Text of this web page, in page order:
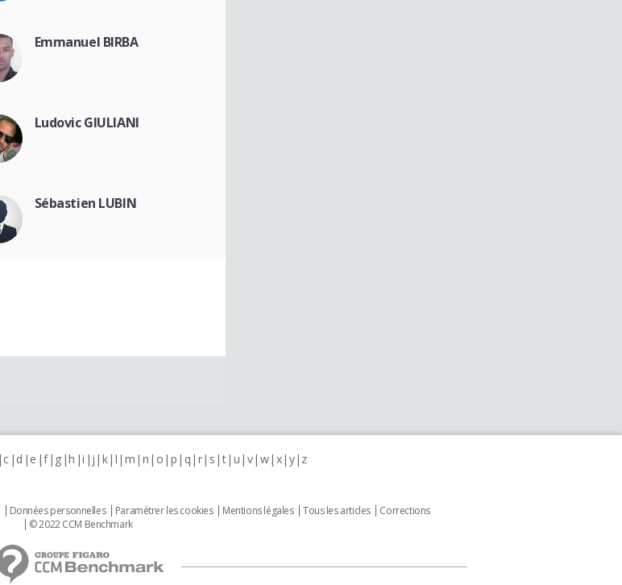
Emmanuel BIRBA
Ludovic GIULIANI
Sébastien LUBIN
c d e f g h i j k l m n o p q r s t u v w x y z
Données personnelles Paramétrer les cookies Mentions légales Tous les articles
Corrections
© 2022 CCM Benchmark